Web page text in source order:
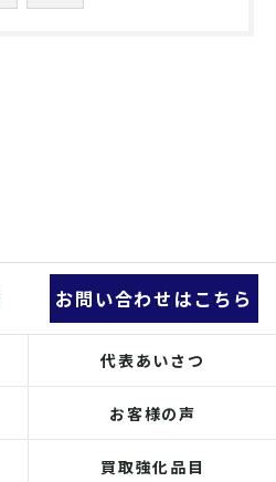
お問い合わせはこちら
代表あいさつ
お客様の声
買取強化品目